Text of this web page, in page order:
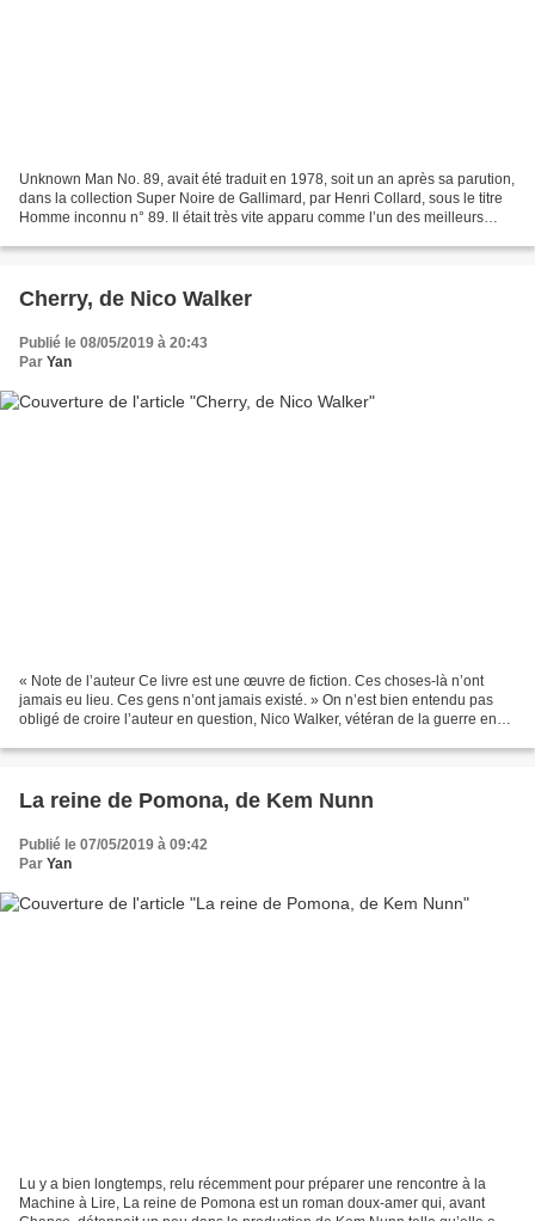
Unknown Man No. 89, avait été traduit en 1978, soit un an après sa parution,
dans la collection Super Noire de Gallimard, par Henri Collard, sous le titre
Homme inconnu n° 89. Il était très vite apparu comme l’un des meilleurs
Cherry, de Nico Walker
Publié le 08/05/2019 à 20:43
Par Yan
« Note de l’auteur Ce livre est une œuvre de fiction. Ces choses-là n’ont
jamais eu lieu. Ces gens n’ont jamais existé. » On n’est bien entendu pas
obligé de croire l’auteur en question, Nico Walker, vétéran de la guerre en
La reine de Pomona, de Kem Nunn
Publié le 07/05/2019 à 09:42
Par Yan
Lu y a bien longtemps, relu récemment pour préparer une rencontre à la
Machine à Lire, La reine de Pomona est un roman doux-amer qui, avant